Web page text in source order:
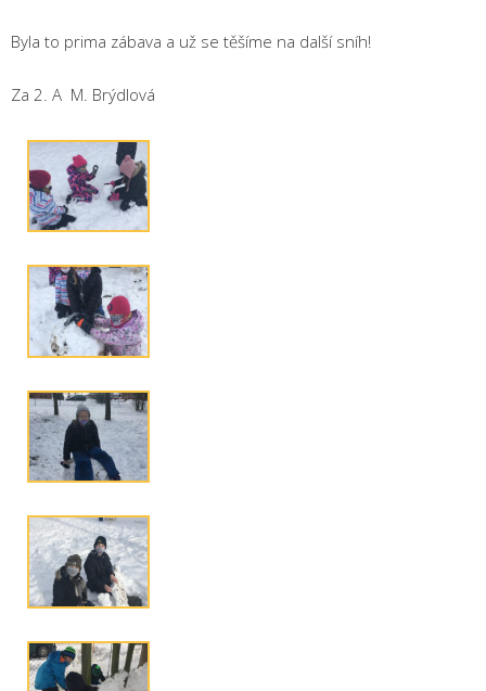
Byla to prima zábava a už se těšíme na další sníh!
Za 2. A M. Brýdlová